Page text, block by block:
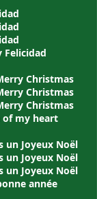
Felicidad
Christmas
Christmas
Christmas
my heart
un Joyeux Noël
un Joyeux Noël
un Joyeux Noël
année